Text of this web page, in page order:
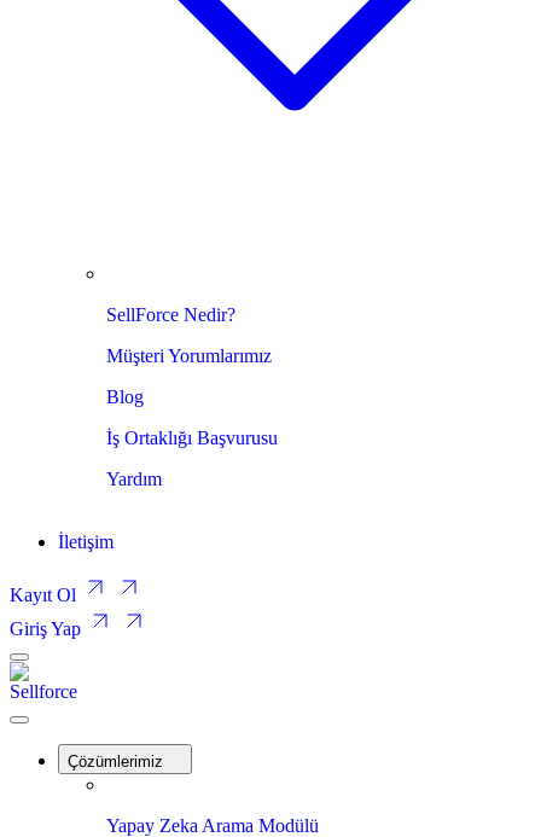
SellForce Nedir?
Müşteri Yorumlarımız
Blog
İş Ortaklığı Başvurusu
Yardım
İletişim
Kayıt Ol
Giriş Yap
Menu
Sellforce
Close
Çözümlerimiz
Yapay Zeka Arama Modülü